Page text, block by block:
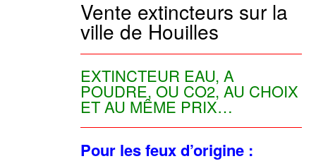
Vente extincteurs sur la
ville de Houilles
EXTINCTEUR EAU, A
POUDRE, OU CO2, AU CHOIX
ET AU MÊME PRIX…
Pour les feux d’origine :